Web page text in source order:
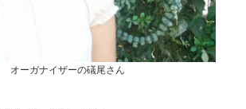
オーガナイザーの礒尾さん